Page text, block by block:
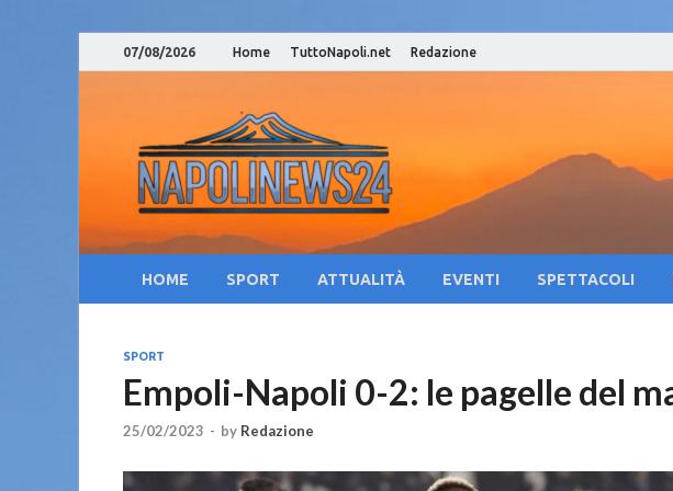
07/08/2026 Home TuttoNapoli.net Redazione
Campania
Cultura
HOME SPORT ATTUALITÀ EVENTI SPETTACOLI
SPORT
Empoli-Napoli 0-2: le pagelle del
25/02/2023 - by Redazione